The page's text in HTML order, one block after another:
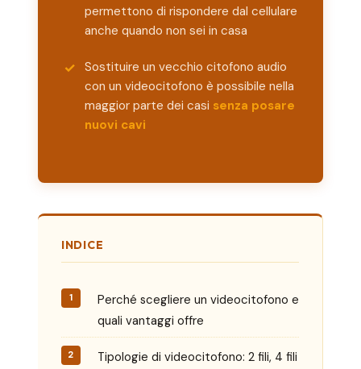
permettono di rispondere dal cellulare
anche quando non sei in casa
Sostituire un vecchio citofono audio
con un videocitofono è possibile nella
maggior parte dei casi senza posare
nuovi cavi
INDICE
Perché scegliere un videocitofono e
quali vantaggi offre
Tipologie di videocitofono: 2 fili, 4 fili